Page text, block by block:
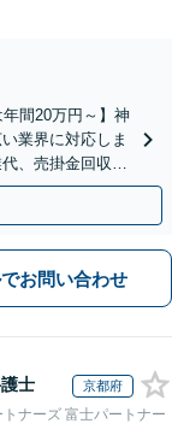
年間20万円～】神
業界に対応しま
、売掛金回収、
お問い合わせ
士 京都府
ナーズ 富士パートナー